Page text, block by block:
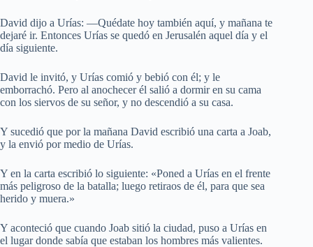
David dijo a Urías: —Quédate hoy también aquí, y mañana te
dejaré ir. Entonces Urías se quedó en Jerusalén aquel día y el
día siguiente.
David le invitó, y Urías comió y bebió con él; y le
emborrachó. Pero al anochecer él salió a dormir en su cama
con los siervos de su señor, y no descendió a su casa.
Y sucedió que por la mañana David escribió una carta a Joab,
y la envió por medio de Urías.
Y en la carta escribió lo siguiente: «Poned a Urías en el frente
más peligroso de la batalla; luego retiraos de él, para que sea
herido y muera.»
Y aconteció que cuando Joab sitió la ciudad, puso a Urías en
el lugar donde sabía que estaban los hombres más valientes.